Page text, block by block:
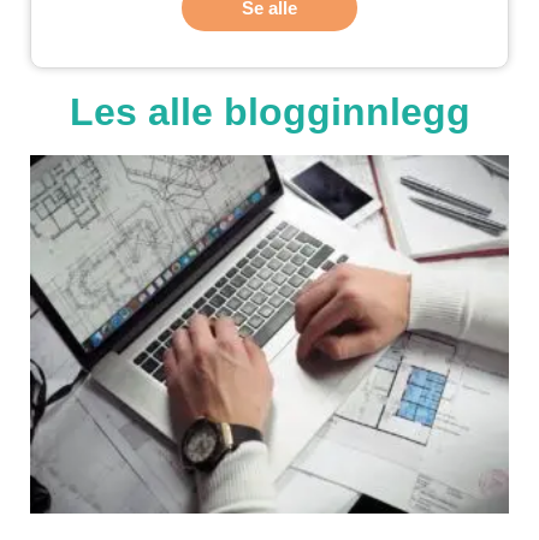
Se alle
Les alle blogginnlegg